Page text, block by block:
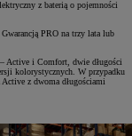
z baterią o pojemności
PRO na trzy lata lub
Active i Comfort, dwie długości
kolorystycznych. W przypadku
z dwoma długościami